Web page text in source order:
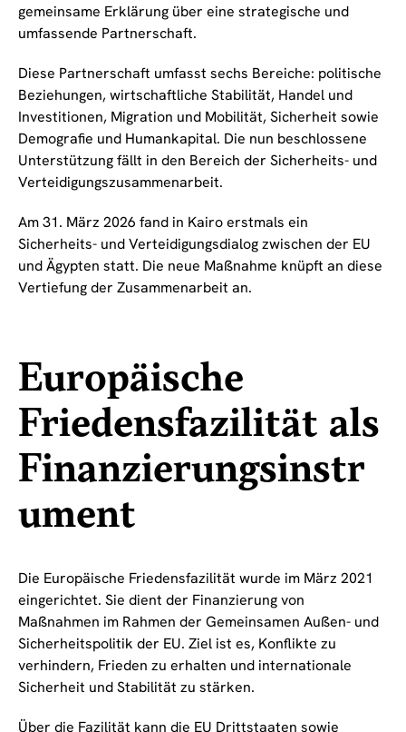
gemeinsame Erklärung über eine strategische und
umfassende Partnerschaft.
Diese Partnerschaft umfasst sechs Bereiche: politische
Beziehungen, wirtschaftliche Stabilität, Handel und
Investitionen, Migration und Mobilität, Sicherheit sowie
Demografie und Humankapital. Die nun beschlossene
Unterstützung fällt in den Bereich der Sicherheits- und
Verteidigungszusammenarbeit.
Am 31. März 2026 fand in Kairo erstmals ein
Sicherheits- und Verteidigungsdialog zwischen der EU
und Ägypten statt. Die neue Maßnahme knüpft an diese
Vertiefung der Zusammenarbeit an.
Europäische
Friedensfazilität als
Finanzierungsinstr
ument
Die Europäische Friedensfazilität wurde im März 2021
eingerichtet. Sie dient der Finanzierung von
Maßnahmen im Rahmen der Gemeinsamen Außen- und
Sicherheitspolitik der EU. Ziel ist es, Konflikte zu
verhindern, Frieden zu erhalten und internationale
Sicherheit und Stabilität zu stärken.
Über die Fazilität kann die EU Drittstaaten sowie